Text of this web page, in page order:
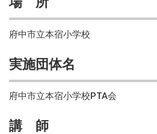
府中市立本宿小学校
実施団体名
府中市立本宿小学校PTA会
講 師